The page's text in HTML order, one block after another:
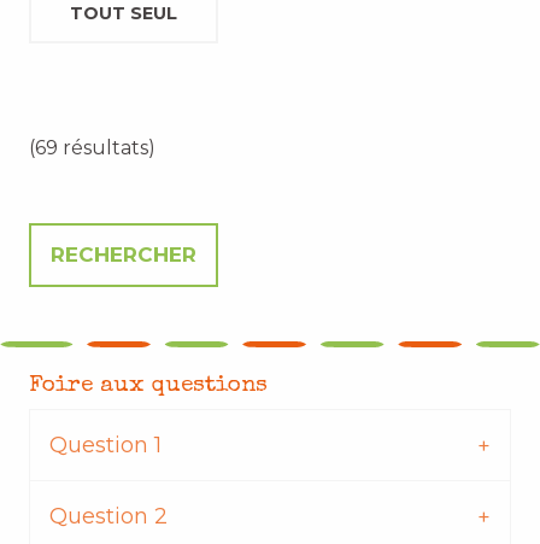
TOUT SEUL
(69 résultats)
Foire aux questions
Question 1
Question 2